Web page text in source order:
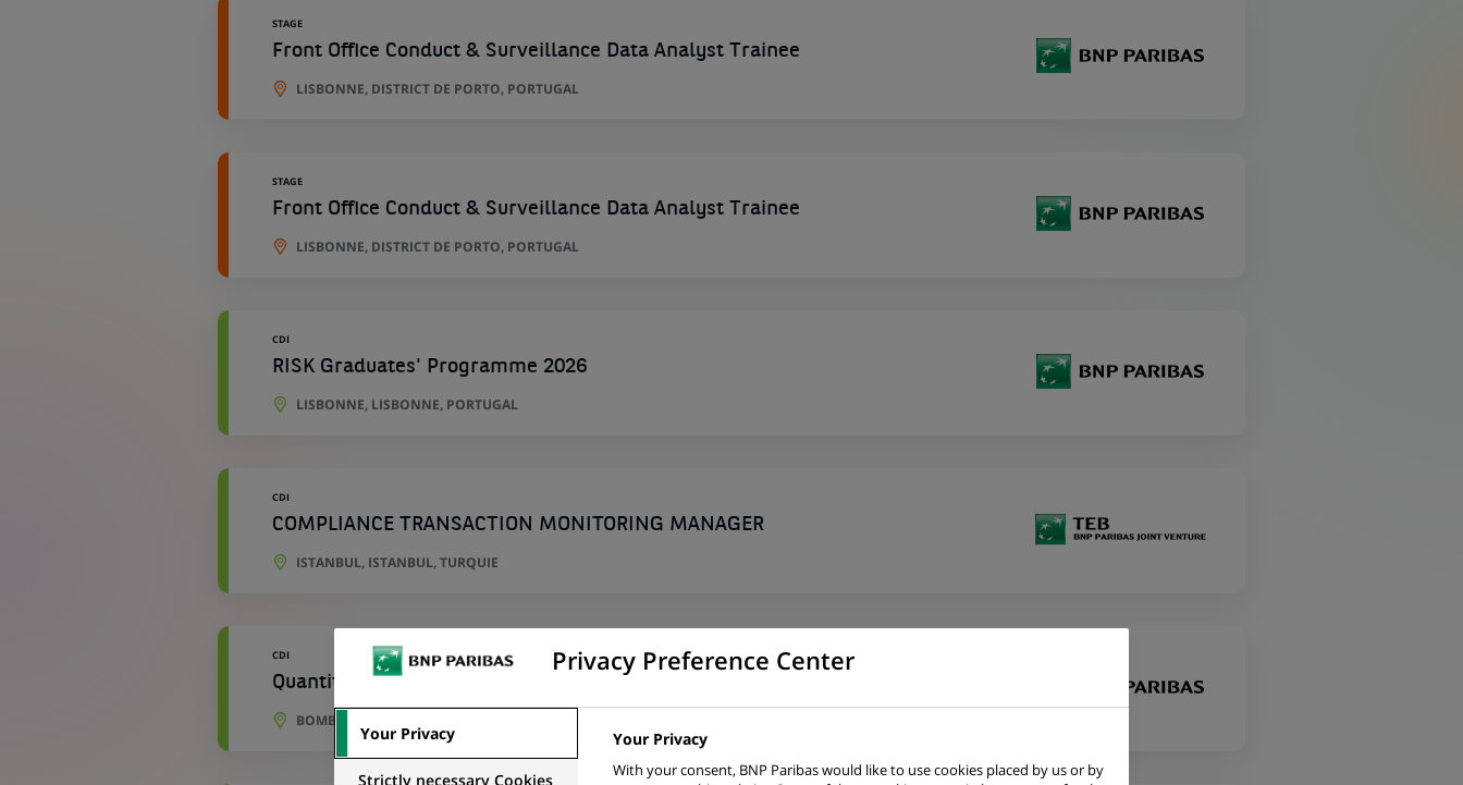
STAGE
Front Office Conduct & Surveillance Data Analyst Trainee
LISBONNE, DISTRICT DE PORTO, PORTUGAL
STAGE
Front Office Conduct & Surveillance Data Analyst Trainee
LISBONNE, DISTRICT DE PORTO, PORTUGAL
CDI
RISK Graduates' Programme 2026
LISBONNE, LISBONNE, PORTUGAL
CDI
COMPLIANCE TRANSACTION MONITORING MANAGER
ISTANBUL, ISTANBUL, TURQUIE
CDI
Quantitative Analyst - GMQR Quant Strategists
BOMBAY, MAHARASHTRA, INDE
Privacy Preference Center
Your Privacy
Strictly necessary Cookies
Your Privacy
With your consent, BNP Paribas would like to use cookies placed by us or by